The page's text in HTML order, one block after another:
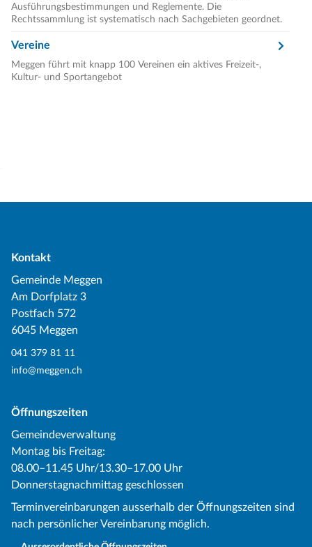
Ausführungsbestimmungen und Reglemente. Die
Rechtssammlung ist systematisch nach Sachgebieten geordnet.
Vereine
Meggen führt mit knapp 100 Vereinen ein aktives Freizeit-,
Kultur- und Sportangebot
Kontakt
Gemeinde Meggen
Am Dorfplatz 3
Postfach 572
6045 Meggen
041 379 81 11
info@meggen.ch
Öffnungszeiten
Gemeindeverwaltung
Montag bis Freitag:
08.00–11.45 Uhr/13.30–17.00 Uhr
Donnerstagnachmittag geschlossen
Terminvereinbarungen ausserhalb der Öffnungszeiten sind
nach persönlicher Vereinbarung möglich.